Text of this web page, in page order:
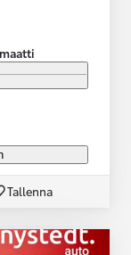
Tallenna